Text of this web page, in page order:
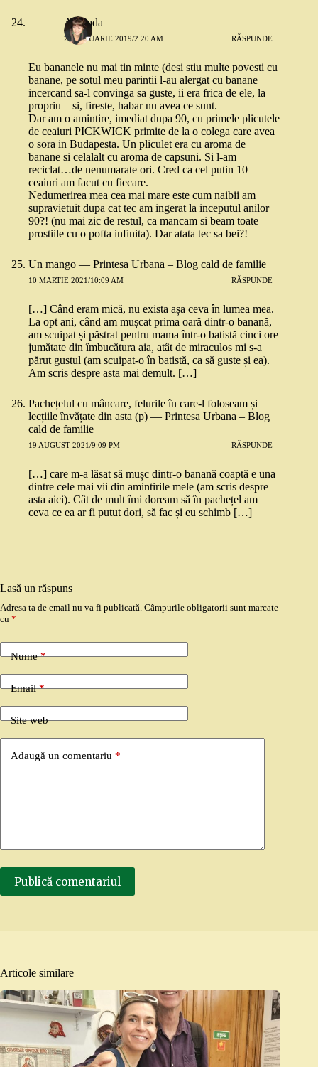
Andrada
29 IANUARIE 2019/2:20 AM RĂSPUNDE
Eu bananele nu mai tin minte (desi stiu multe povesti cu
banane, pe sotul meu parintii l-au alergat cu banane
incercand sa-l convinga sa guste, ii era frica de ele, la
propriu – si, fireste, habar nu avea ce sunt.
Dar am o amintire, imediat dupa 90, cu primele plicutele
de ceaiuri PICKWICK primite de la o colega care avea
o sora in Budapesta. Un pliculet era cu aroma de
banane si celalalt cu aroma de capsuni. Si l-am
reciclat…de nenumarate ori. Cred ca cel putin 10
ceaiuri am facut cu fiecare.
Nedumerirea mea cea mai mare este cum naibii am
supravietuit dupa cat tec am ingerat la inceputul anilor
90?! (nu mai zic de restul, ca mancam si beam toate
prostiile cu o pofta infinita). Dar atata tec sa bei?!
Un mango — Printesa Urbana – Blog cald de familie
10 MARTIE 2021/10:09 AM RĂSPUNDE
[…] Când eram mică, nu exista așa ceva în lumea mea.
La opt ani, când am mușcat prima oară dintr-o banană,
am scuipat și păstrat pentru mama într-o batistă cinci ore
jumătate din îmbucătura aia, atât de miraculos mi s-a
părut gustul (am scuipat-o în batistă, ca să guste și ea).
Am scris despre asta mai demult. […]
Pachețelul cu mâncare, felurile în care-l foloseam și
lecțiile învățate din asta (p) — Printesa Urbana – Blog
cald de familie
19 AUGUST 2021/9:09 PM RĂSPUNDE
[…] care m-a lăsat să mușc dintr-o banană coaptă e una
dintre cele mai vii din amintirile mele (am scris despre
asta aici). Cât de mult îmi doream să în pachețel am
ceva ce ea ar fi putut dori, să fac și eu schimb […]
Lasă un răspuns
Adresa ta de email nu va fi publicată. Câmpurile obligatorii sunt marcate
cu *
Nume*
Email*
Site web
Adaugă un comentariu *
Publică comentariul
Articole similare